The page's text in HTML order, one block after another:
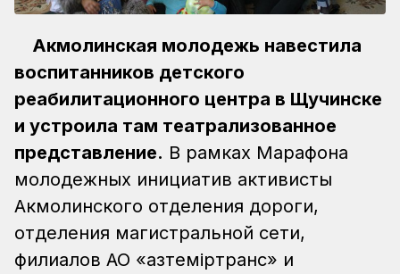
Акмолинская молодежь навестила
воспитанников детского
реабилитационного центра в Щучинске
и устроила там театрализованное
представление. В рамках Марафона
молодежных инициатив активисты
Акмолинского отделения дороги,
отделения магистральной сети,
филиалов АО «Қазтеміртранс» и